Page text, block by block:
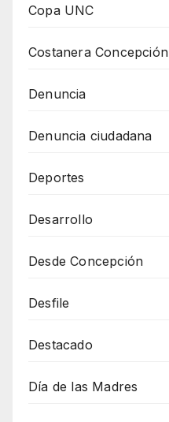
Copa UNC
Costanera Concepción
Denuncia
Denuncia ciudadana
Deportes
Desarrollo
Desde Concepción
Desfile
Destacado
Día de las Madres